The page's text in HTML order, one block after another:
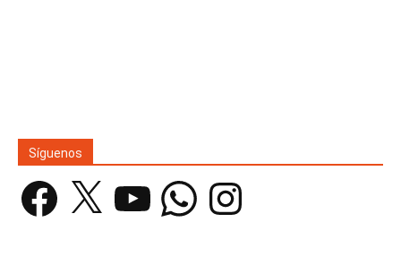
Síguenos
Facebook YouTube WhatsAppInstagram